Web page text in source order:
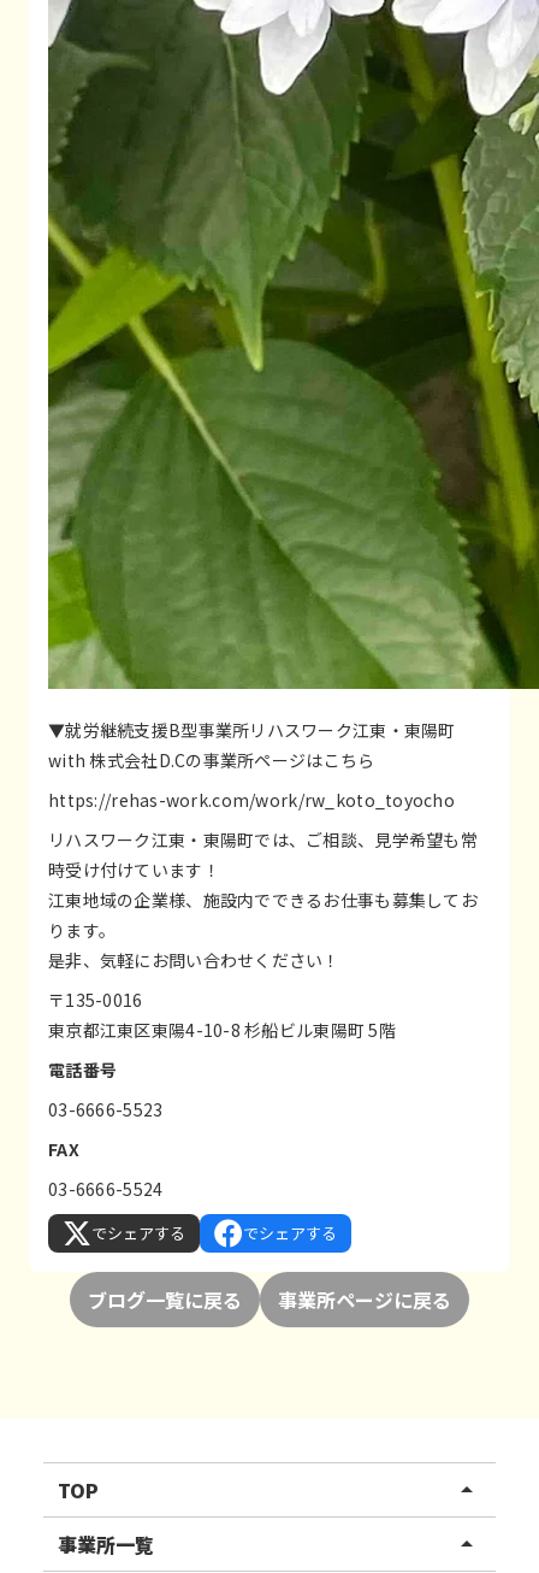
▼就労継続支援B型事業所リハスワーク江東・東陽町
with 株式会社D.Cの事業所ページはこちら
https://rehas-work.com/work/rw_koto_toyocho
リハスワーク江東・東陽町では、ご相談、見学希望も常
時受け付けています！
江東地域の企業様、施設内でできるお仕事も募集してお
ります。
是非、気軽にお問い合わせください！
〒135-0016
東京都江東区東陽4-10-8 杉船ビル東陽町 5階
電話番号
03-6666-5523
FAX
03-6666-5524
でシェアする でシェアする
ブログ一覧に戻る 事業所ページに戻る
TOP arrow_drop_up
リハスワーク
事業所一覧 arrow_drop_up